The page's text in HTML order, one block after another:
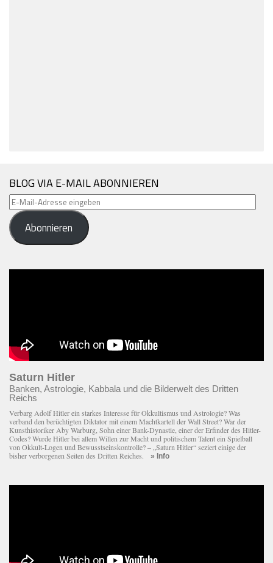
BLOG VIA E-MAIL ABONNIEREN
E-
Mail-
Adresse
eingeben
Abonnieren
Saturn Hitler
Banken, Astrologie, Kabbala und die Bilderwelt des Dritten
Reichs
Verbarg Adolf Hitler ein starkes Interesse für Okkultismus und Astrologie? Was
verband den berüchtigten Diktator mit einem Macht­kartell der Wall Street? War der
Kunsthistoriker Aby Warburg, Sohn einer Bank-Dynastie, einer der Erfinder des Hitler-
Codes? Wurde Hitler bei allem Willen zur Macht und politischem Talent ein Spielball
von Okkult-Logen und Bewusstseinskontrolle? – „Saturn Hitler“ seziert einige der
bisher verborgenen Seiten des Dritten Reiches. » Info